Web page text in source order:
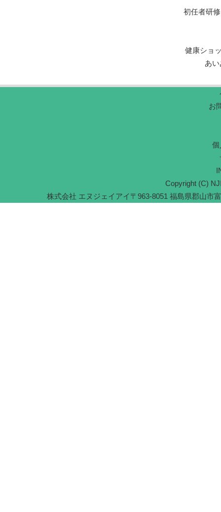
初任者研修
健康ショ
あ
お
個
Copyright (C)
株式会社 エヌジェイアイ〒963-8051 福島県郡山市